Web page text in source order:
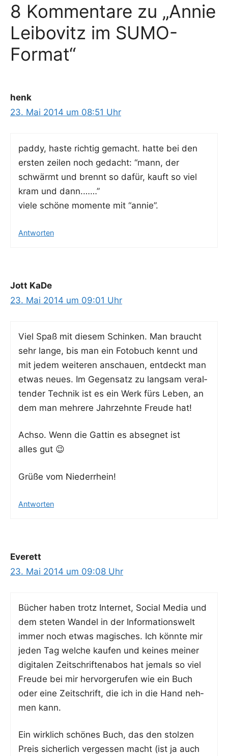
8 Kommentare zu „Annie
Leibovitz im SUMO-
Format“
henk
23. Mai 2014 um 08:51 Uhr
pad­dy, has­te rich­tig gemacht. hat­te bei den
ers­ten zei­len noch gedacht: “mann, der
schwärmt und brennt so dafür, kauft so viel
kram und dann.……”
vie­le schö­ne momen­te mit “annie”.
Antworten
Jott KaDe
23. Mai 2014 um 09:01 Uhr
Viel Spaß mit die­sem Schin­ken. Man braucht
sehr lan­ge, bis man ein Foto­buch kennt und
mit jedem wei­te­ren anschau­en, ent­deckt man
etwas neu­es. Im Gegen­satz zu lang­sam ver­al­
ten­der Tech­nik ist es ein Werk fürs Leben, an
dem man meh­re­re Jahr­zehn­te Freu­de hat!
Ach­so. Wenn die Gat­tin es abseg­net ist
alles gut 😉
Grü­ße vom Niederrhein!
Antworten
Everett
23. Mai 2014 um 09:08 Uhr
Bücher haben trotz Inter­net, Social Media und
dem ste­ten Wan­del in der Infor­ma­ti­ons­welt
immer noch etwas magi­sches. Ich könn­te mir
jeden Tag wel­che kau­fen und kei­nes mei­ner
digi­ta­len Zeit­schrif­ten­abos hat jemals so viel
Freu­de bei mir her­vor­ge­ru­fen wie ein Buch
oder eine Zeit­schrift, die ich in die Hand neh­
men kann.
Ein wirk­lich schö­nes Buch, das den stol­zen
Preis sicher­lich ver­ges­sen macht (ist ja auch